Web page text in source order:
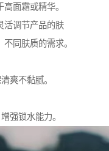
面霜或精华。
活调节产品的肤
同肤质的需求。
爽不黏腻。
强锁水能力。